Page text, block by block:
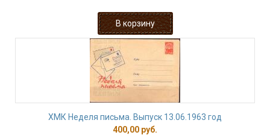
ХМК Неделя письма. Выпуск 13.06.1963 год
400,00 руб.